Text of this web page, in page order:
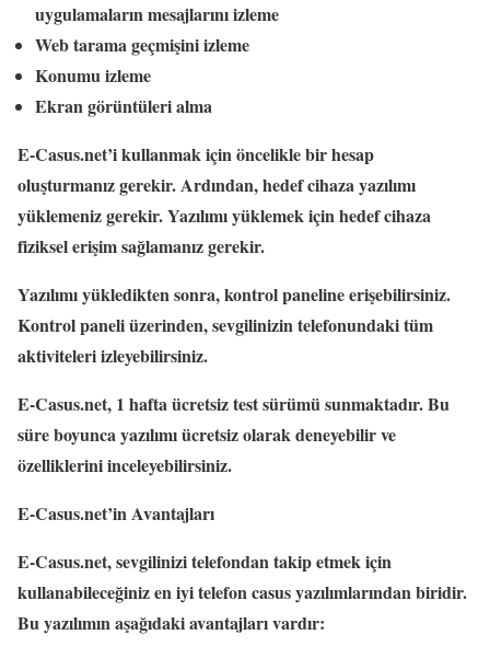
uygulamaların mesajlarını izleme
Web tarama geçmişini izleme
Konumu izleme
Ekran görüntüleri alma
E-Casus.net’i kullanmak için öncelikle bir hesap
oluşturmanız gerekir. Ardından, hedef cihaza yazılımı
yüklemeniz gerekir. Yazılımı yüklemek için hedef cihaza
fiziksel erişim sağlamanız gerekir.
Yazılımı yükledikten sonra, kontrol paneline erişebilirsiniz.
Kontrol paneli üzerinden, sevgilinizin telefonundaki tüm
aktiviteleri izleyebilirsiniz.
E-Casus.net, 1 hafta ücretsiz test sürümü sunmaktadır. Bu
süre boyunca yazılımı ücretsiz olarak deneyebilir ve
özelliklerini inceleyebilirsiniz.
E-Casus.net’in Avantajları
E-Casus.net, sevgilinizi telefondan takip etmek için
kullanabileceğiniz en iyi telefon casus yazılımlarından biridir.
Bu yazılımın aşağıdaki avantajları vardır: